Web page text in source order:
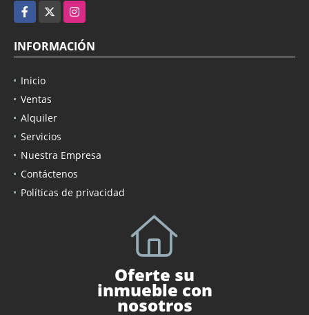
Facebook
Instagram
INFORMACIÓN
Inicio
Ventas
Alquiler
Servicios
Nuestra Empresa
Contáctenos
Políticas de privacidad
Oferte su
inmueble con
nosotros